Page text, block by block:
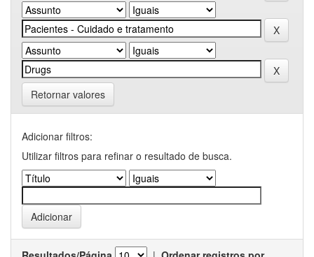
Retornar valores
Adicionar filtros:
Utilizar filtros para refinar o resultado de busca.